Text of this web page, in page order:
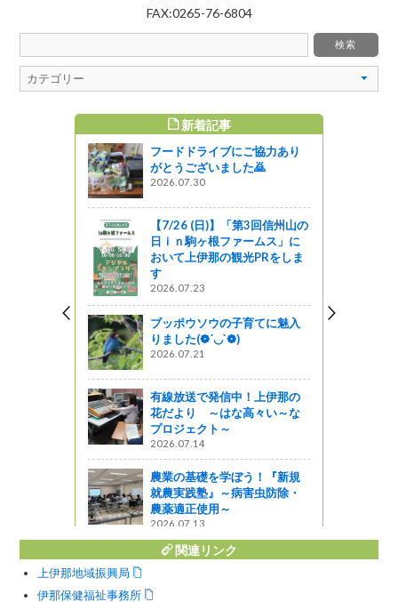
FAX:0265-76-6804
新着記事
フードドライブにご協力あり
がとうございました🙇
2026.07.30
【7/26 (日)】「第3回信州山の
日ｉｎ駒ヶ根ファームス」に
おいて上伊那の観光PRをしま
す
2026.07.23
ブッポウソウの子育てに魅入
りました(❁´◡`❁)
2026.07.21
有線放送で発信中！上伊那の
花だより ～はな高々い～な
プロジェクト～
2026.07.14
農業の基礎を学ぼう！『新規
就農実践塾』～病害虫防除・
農薬適正使用～
2026.07.13
関連リンク
上伊那地域振興局
伊那保健福祉事務所